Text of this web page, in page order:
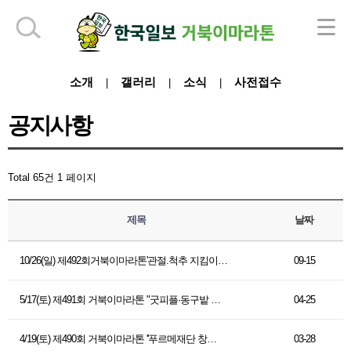
소개 갤러리 소식 사전접수
공지사항
Total 65건 1 페이지
제목 날짜
10/26(일) 제492회거북이마라톤'관절.척추 지킴이… 09-15
5/17(토) 제491회 거북이마라톤 "굿피플·동구밭 … 04-25
4/19(토) 제490회 거북이마라톤 ''푸르메재단 창… 03-28
하단 영역